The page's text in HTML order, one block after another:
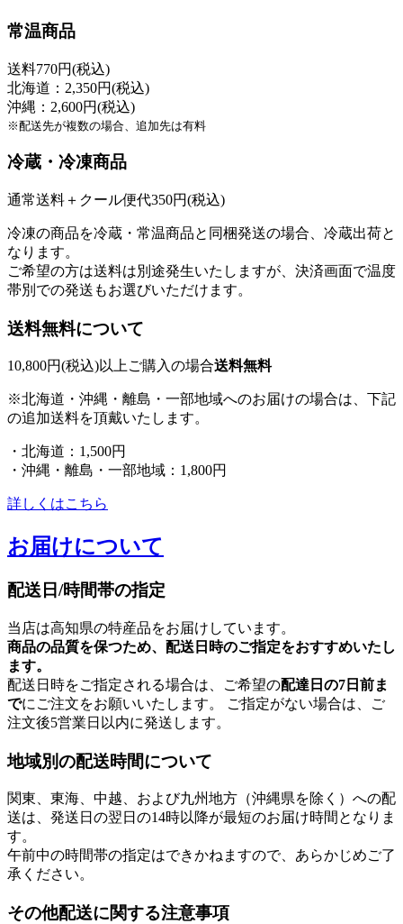
常温商品
送料770円(税込)
北海道：2,350円(税込)
沖縄：2,600円(税込)
※配送先が複数の場合、追加先は有料
冷蔵・冷凍商品
通常送料＋クール便代350円(税込)
冷凍の商品を冷蔵・常温商品と同梱発送の場合、冷蔵出荷と
なります。
ご希望の方は送料は別途発生いたしますが、決済画面で温度
帯別での発送もお選びいただけます。
送料無料について
10,800円(税込)以上ご購入の場合送料無料
※北海道・沖縄・離島・一部地域へのお届けの場合は、下記
の追加送料を頂戴いたします。
・北海道：1,500円
・沖縄・離島・一部地域：1,800円
詳しくはこちら
お届けについて
配送日/時間帯の指定
当店は高知県の特産品をお届けしています。
商品の品質を保つため、配送日時のご指定をおすすめいたし
ます。
配送日時をご指定される場合は、ご希望の配達日の7日前ま
でにご注文をお願いいたします。 ご指定がない場合は、ご
注文後5営業日以内に発送します。
地域別の配送時間について
関東、東海、中越、および九州地方（沖縄県を除く）への配
送は、発送日の翌日の14時以降が最短のお届け時間となりま
す。
午前中の時間帯の指定はできかねますので、あらかじめご了
承ください。
その他配送に関する注意事項